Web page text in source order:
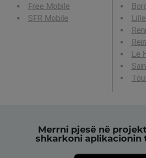
Free Mobile
SFR Mobile
Lille
Le
Merrni pjesë në
shkarkoni aplikacionin